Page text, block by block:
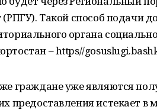
(РПГУ). Такой способ подачи
органа
– https//
граждане уже являются
предоставления истекает